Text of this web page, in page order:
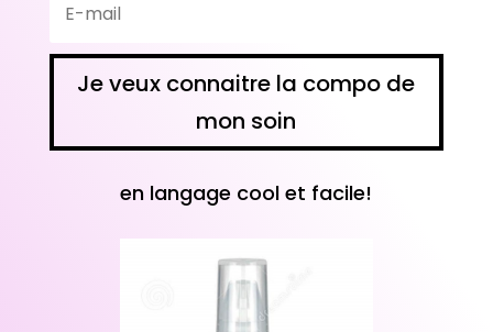
Je veux connaitre la compo de
mon soin
en langage cool et facile!